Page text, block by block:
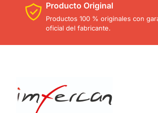
Producto Original
Productos 100 % originales con
oficial del fabricante.